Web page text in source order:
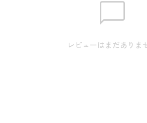
【S】裾幅:55.5cm / ウエスト:75.0cm / ヒ
丈:41.0cm 【M】裾幅:57.0cm / ウエスト
レビューはまだありま